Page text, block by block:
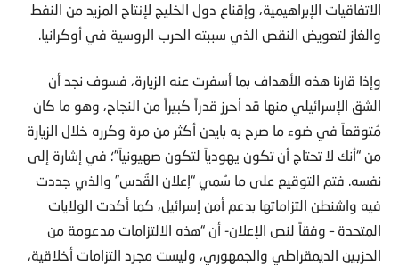
الاتفاقيات الإبراهيمية، وإقناع دول الخليج لإنتاج المزيد من النفط
والغاز لتعويض النقص الذي سببته الحرب الروسية في أوكرانيا.
وإذا قارنا هذه الأهداف بما أسفرت عنه الزيارة، فسوف نجد أن
الشق الإسرائيلي منها قد أحرز قدراً كبيراً من النجاح، وهو ما كان
مُتوقعاً في ضوء ما صرح به بايدن أكثر من مرة وكرره خلال الزيارة
من “أنك لا تحتاج أن تكون يهودياً لتكون صهيونياً”؛ في إشارة إلى
نفسه. فتم التوقيع على ما سُمي “إعلان القُدس” والذي جددت
فيه واشنطن التزاماتها بدعم أمن إسرائيل، كما أكدت الولايات
المتحدة – وفقاً لنص الإعلان- أن “هذه الالتزامات مدعومة من
الحزبين الديمقراطي والجمهوري، وليست مجرد التزامات أخلاقية،